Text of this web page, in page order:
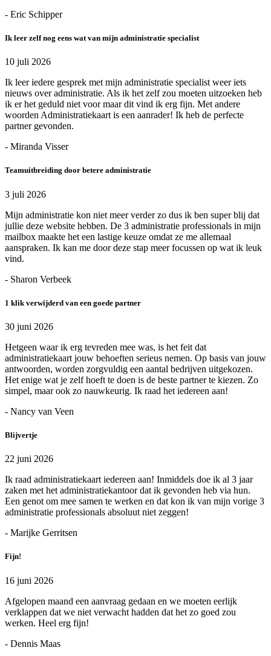
- Eric Schipper
Ik leer zelf nog eens wat van mijn administratie specialist
10 juli 2026
Ik leer iedere gesprek met mijn administratie specialist weer iets
nieuws over administratie. Als ik het zelf zou moeten uitzoeken heb
ik er het geduld niet voor maar dit vind ik erg fijn. Met andere
woorden Administratiekaart is een aanrader! Ik heb de perfecte
partner gevonden.
- Miranda Visser
Teamuitbreiding door betere administratie
3 juli 2026
Mijn administratie kon niet meer verder zo dus ik ben super blij dat
jullie deze website hebben. De 3 administratie professionals in mijn
mailbox maakte het een lastige keuze omdat ze me allemaal
aanspraken. Ik kan me door deze stap meer focussen op wat ik leuk
vind.
- Sharon Verbeek
1 klik verwijderd van een goede partner
30 juni 2026
Hetgeen waar ik erg tevreden mee was, is het feit dat
administratiekaart jouw behoeften serieus nemen. Op basis van jouw
antwoorden, worden zorgvuldig een aantal bedrijven uitgekozen.
Het enige wat je zelf hoeft te doen is de beste partner te kiezen. Zo
simpel, maar ook zo nauwkeurig. Ik raad het iedereen aan!
- Nancy van Veen
Blijvertje
22 juni 2026
Ik raad administratiekaart iedereen aan! Inmiddels doe ik al 3 jaar
zaken met het administratiekantoor dat ik gevonden heb via hun.
Een genot om mee samen te werken en dat kon ik van mijn vorige 3
administratie professionals absoluut niet zeggen!
- Marijke Gerritsen
Fijn!
16 juni 2026
Afgelopen maand een aanvraag gedaan en we moeten eerlijk
verklappen dat we niet verwacht hadden dat het zo goed zou
werken. Heel erg fijn!
- Dennis Maas